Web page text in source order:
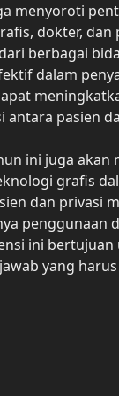
menyoroti
dokter, dan
berbagai
dalam
pasien
ini juga akan
grafis
dan privasi
penggunaan
ini
yang